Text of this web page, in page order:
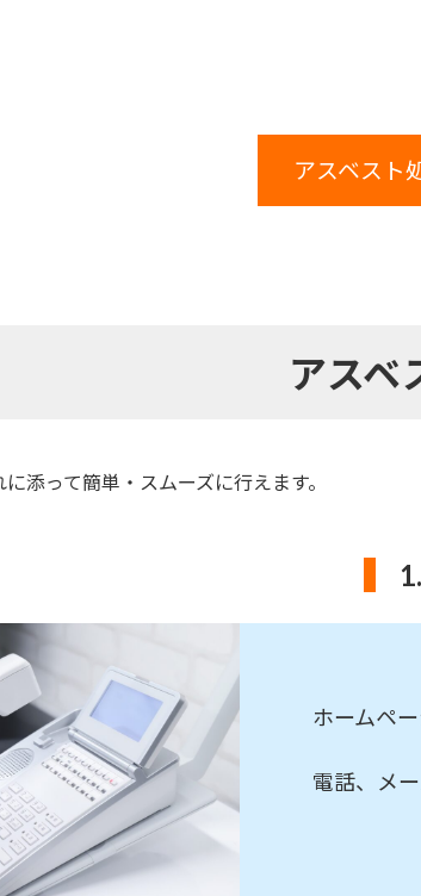
アスベスト
アスベ
添って簡単・スムーズに行えます。
1.
ホームペ
電話、メ